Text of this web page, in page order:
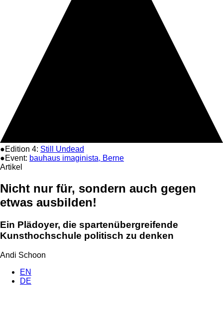
●Edition 4: Still Undead
●Event: bauhaus imaginista, Berne
Artikel
Nicht nur für, sondern auch gegen
etwas ausbilden!
Ein Plädoyer, die spartenübergreifende
Kunsthochschule politisch zu denken
Andi Schoon
EN
DE